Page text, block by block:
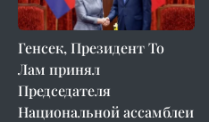
Генсек, Президент То
Лам принял
Председателя
Национальной ассамблеи